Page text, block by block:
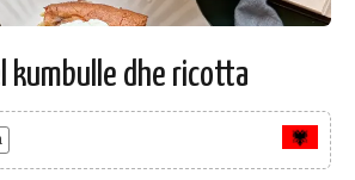
kumbulle dhe ricotta